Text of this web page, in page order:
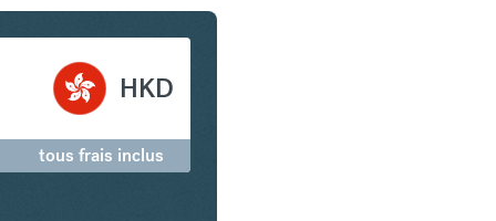
HKD
tous frais inclus